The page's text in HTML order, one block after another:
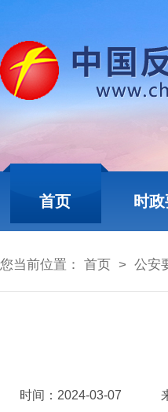
首页 时
您当前位置： 首页 > 公安
时间： 2024-03-07